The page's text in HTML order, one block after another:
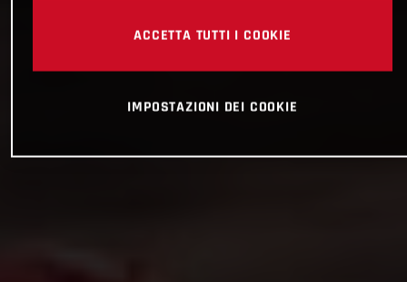
ACCETTA TUTTI I COOKIE
IMPOSTAZIONI DEI COOKIE